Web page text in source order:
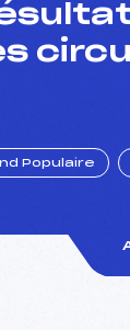
Populaire